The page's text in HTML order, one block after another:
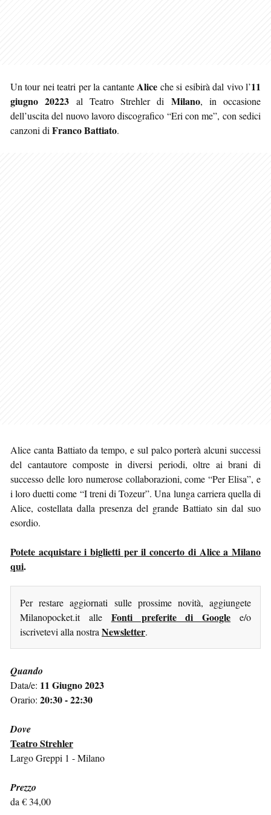
Un tour nei teatri per la cantante Alice che si esibirà dal vivo l’11
giugno 20223 al Teatro Strehler di Milano, in occasione
dell’uscita del nuovo lavoro discografico “Eri con me”, con sedici
canzoni di Franco Battiato.
Alice canta Battiato da tempo, e sul palco porterà alcuni successi
del cantautore composte in diversi periodi, oltre ai brani di
successo delle loro numerose collaborazioni, come “Per Elisa”, e
i loro duetti come “I treni di Tozeur”. Una lunga carriera quella di
Alice, costellata dalla presenza del grande Battiato sin dal suo
esordio.
Potete acquistare i biglietti per il concerto di Alice a Milano
qui.
Per restare aggiornati sulle prossime novità, aggiungete
Milanopocket.it alle Fonti preferite di Google e/o
iscrivetevi alla nostra Newsletter.
Quando
Data/e: 11 Giugno 2023
Orario: 20:30 - 22:30
Dove
Teatro Strehler
Largo Greppi 1 - Milano
Prezzo
da € 34,00